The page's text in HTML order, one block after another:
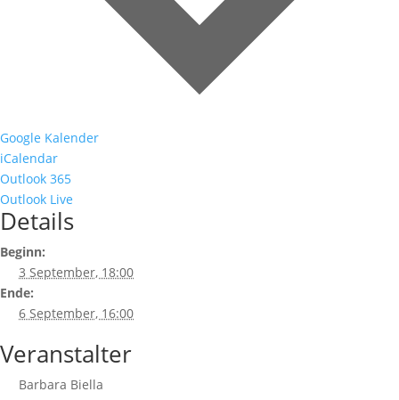
Google Kalender
iCalendar
Outlook 365
Outlook Live
Details
Beginn:
3 September, 18:00
Ende:
6 September, 16:00
Veranstalter
Barbara Biella